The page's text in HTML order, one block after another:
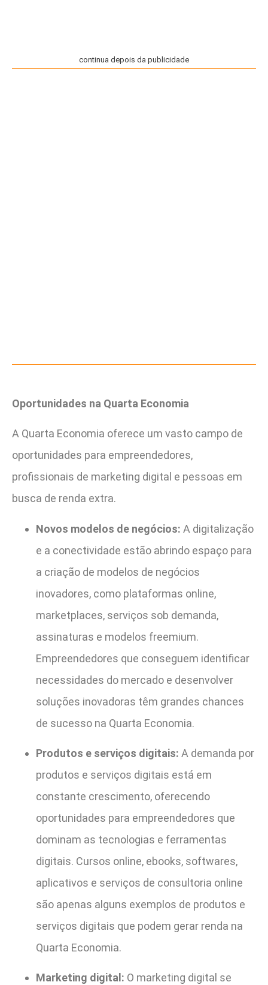
continua depois da publicidade
Oportunidades na Quarta Economia
A Quarta Economia oferece um vasto campo de
oportunidades para empreendedores,
profissionais de marketing digital e pessoas em
busca de renda extra.
Novos modelos de negócios: A digitalização
e a conectividade estão abrindo espaço para
a criação de modelos de negócios
inovadores, como plataformas online,
marketplaces, serviços sob demanda,
assinaturas e modelos freemium.
Empreendedores que conseguem identificar
necessidades do mercado e desenvolver
soluções inovadoras têm grandes chances
de sucesso na Quarta Economia.
Produtos e serviços digitais: A demanda por
produtos e serviços digitais está em
constante crescimento, oferecendo
oportunidades para empreendedores que
dominam as tecnologias e ferramentas
digitais. Cursos online, ebooks, softwares,
aplicativos e serviços de consultoria online
são apenas alguns exemplos de produtos e
serviços digitais que podem gerar renda na
Quarta Economia.
Marketing digital: O marketing digital se